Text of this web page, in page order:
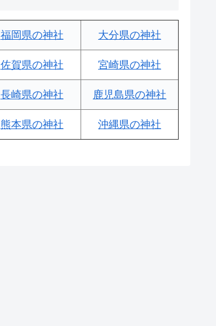
福岡県の神社 大分県の神社
佐賀県の神社 宮崎県の神社
長崎県の神社 鹿児島県の神社
熊本県の神社 沖縄県の神社